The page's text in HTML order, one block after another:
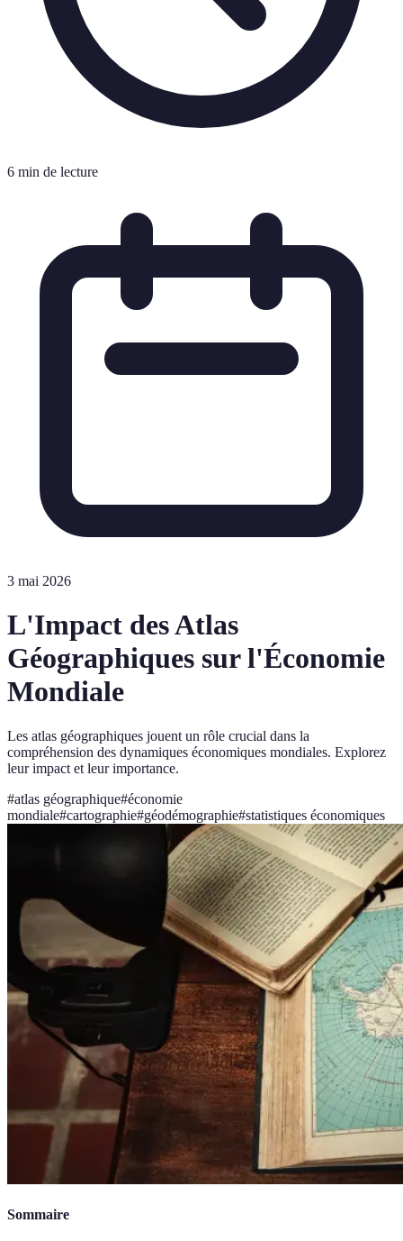
6 min de lecture
3 mai 2026
L'Impact des Atlas
Géographiques sur l'Économie
Mondiale
Les atlas géographiques jouent un rôle crucial dans la
compréhension des dynamiques économiques mondiales. Explorez
leur impact et leur importance.
#atlas géographique#économie
mondiale#cartographie#géodémographie#statistiques économiques
Sommaire